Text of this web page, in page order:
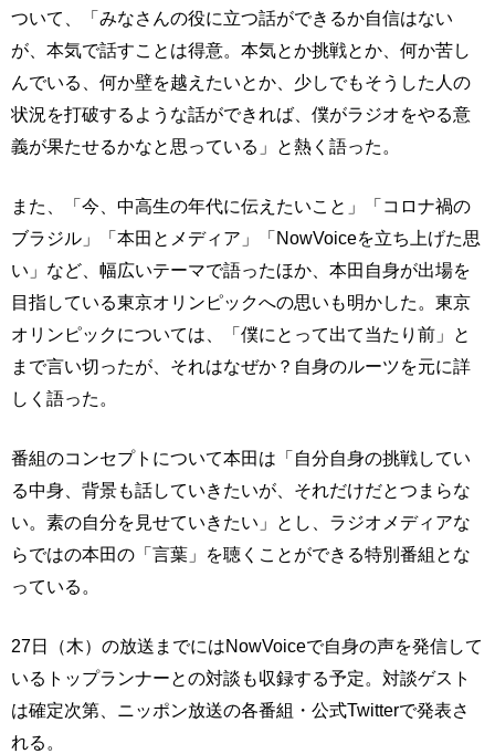
ついて、「みなさんの役に立つ話ができるか自信はない
が、本気で話すことは得意。本気とか挑戦とか、何か苦し
んでいる、何か壁を越えたいとか、少しでもそうした人の
状況を打破するような話ができれば、僕がラジオをやる意
義が果たせるかなと思っている」と熱く語った。
また、「今、中高生の年代に伝えたいこと」「コロナ禍の
ブラジル」「本田とメディア」「NowVoiceを立ち上げた思
い」など、幅広いテーマで語ったほか、本田自身が出場を
目指している東京オリンピックへの思いも明かした。東京
オリンピックについては、「僕にとって出て当たり前」と
まで言い切ったが、それはなぜか？自身のルーツを元に詳
しく語った。
番組のコンセプトについて本田は「自分自身の挑戦してい
る中身、背景も話していきたいが、それだけだとつまらな
い。素の自分を見せていきたい」とし、ラジオメディアな
らではの本田の「言葉」を聴くことができる特別番組とな
っている。
27日（木）の放送までにはNowVoiceで自身の声を発信して
いるトップランナーとの対談も収録する予定。対談ゲスト
は確定次第、ニッポン放送の各番組・公式Twitterで発表さ
れる。